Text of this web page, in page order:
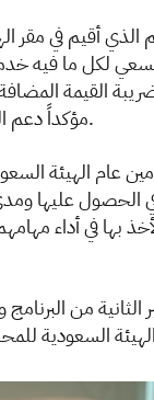
أقيم في مقر
لكل ما فيه خدمة
القيمة
مؤكداً دعم الهيئة لشركائها في قطاع الأعمال لتوفير كوادر وطنية مؤهلة في مجال المحاسبة لتسهيل تعاملاتها مع الهيئة العامة للزكاة والدخل.
عام الهيئة
الحصول عليها
بها في أداء